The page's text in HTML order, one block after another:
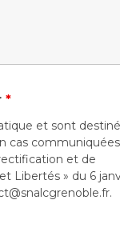
*
et sont
cas
et de
Libertés » du 6